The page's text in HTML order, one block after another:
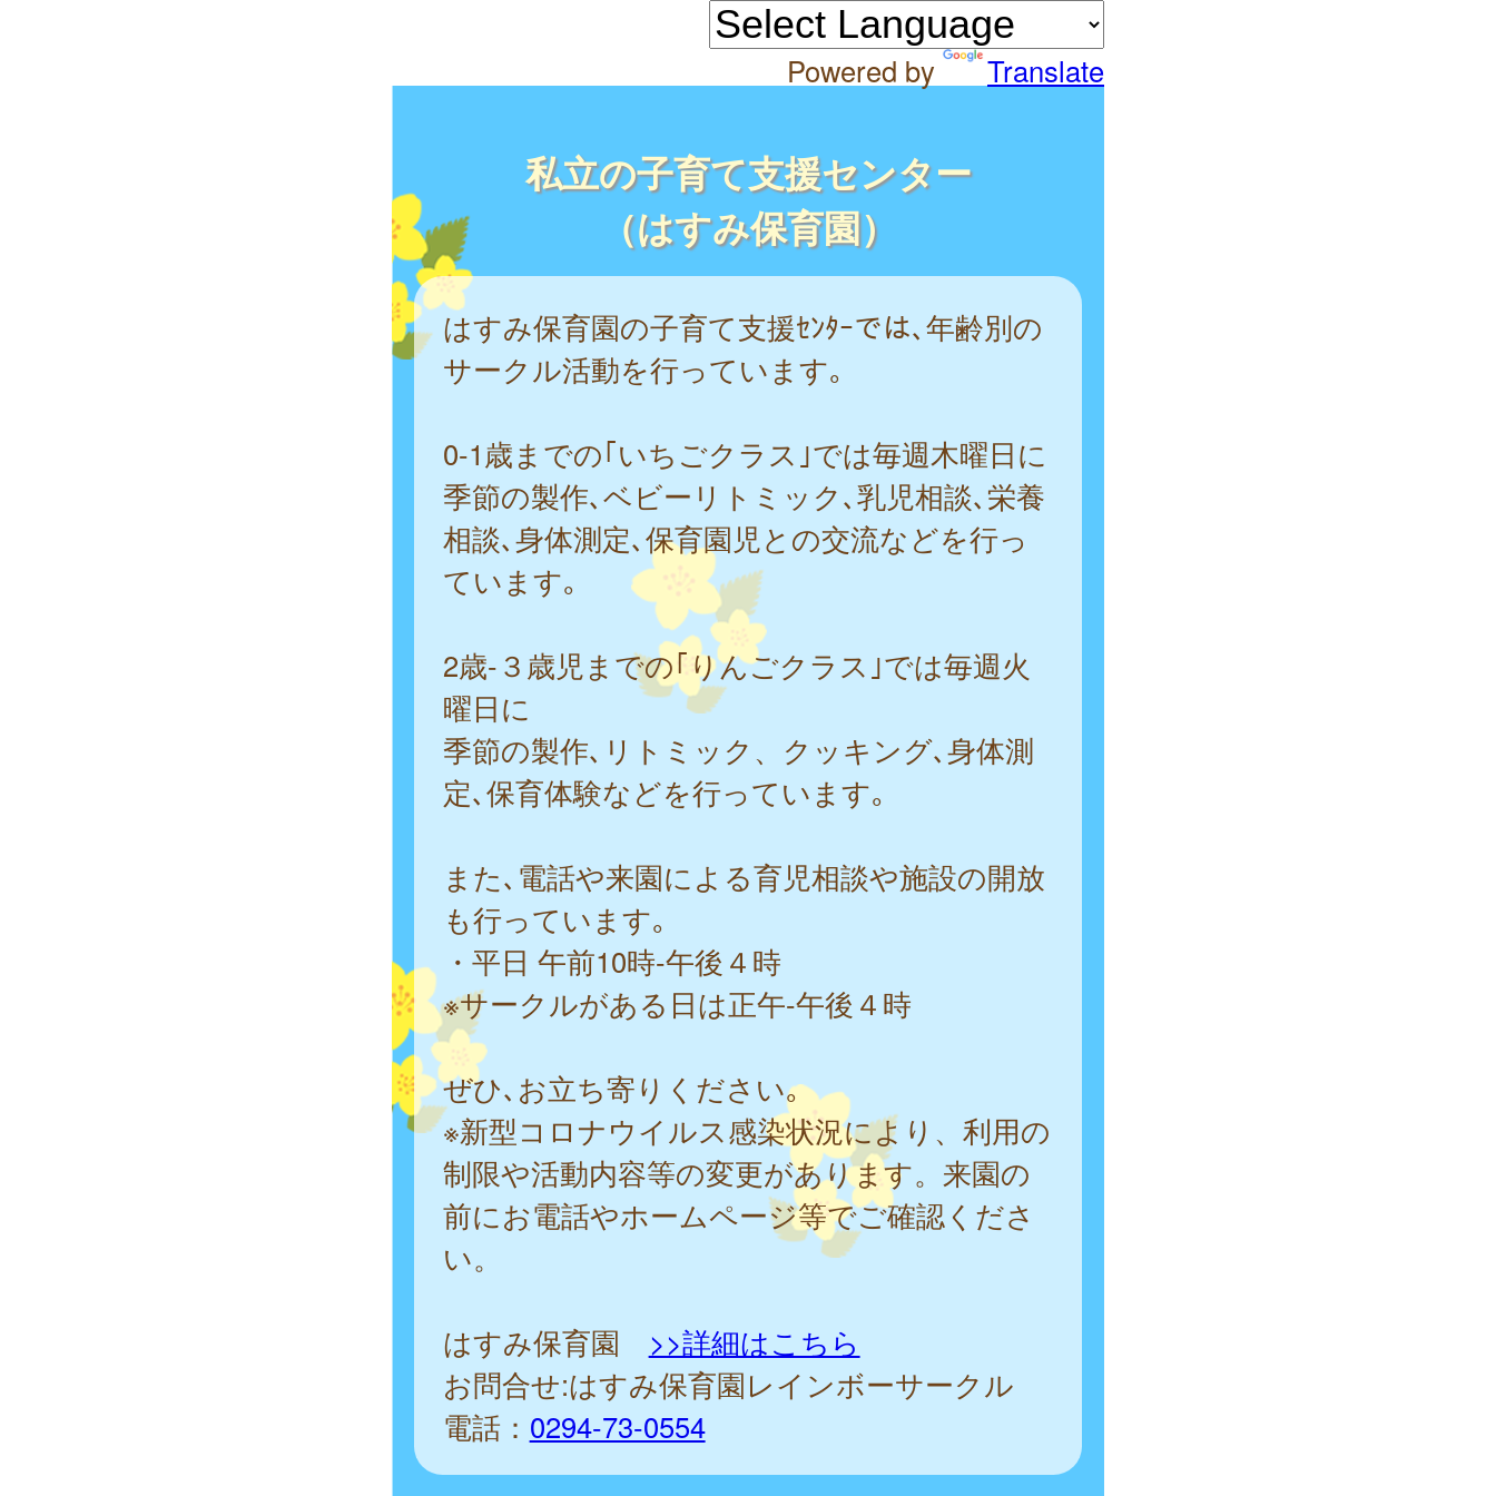
Powered by Translate
私立の子育て支援センター
（はすみ保育園）
はすみ保育園の子育て支援ｾﾝﾀｰでは､年齢別の
サークル活動を行っています｡
0-1歳までの｢いちごクラス｣では毎週木曜日に
季節の製作､ベビーリトミック､乳児相談､栄養
相談､身体測定､保育園児との交流などを行っ
ています｡
2歳-３歳児までの｢りんごクラス｣では毎週火
曜日に
季節の製作､リトミック、クッキング､身体測
定､保育体験などを行っています｡
また､電話や来園による育児相談や施設の開放
も行っています｡
・平日 午前10時-午後４時
※サークルがある日は正午-午後４時
ぜひ､お立ち寄りください｡
※新型コロナウイルス感染状況により、利用の
制限や活動内容等の変更があります。来園の
前にお電話やホームページ等でご確認くださ
い。
はすみ保育園 >>詳細はこちら
お問合せ:はすみ保育園レインボーサークル
電話： 0294-73-0554